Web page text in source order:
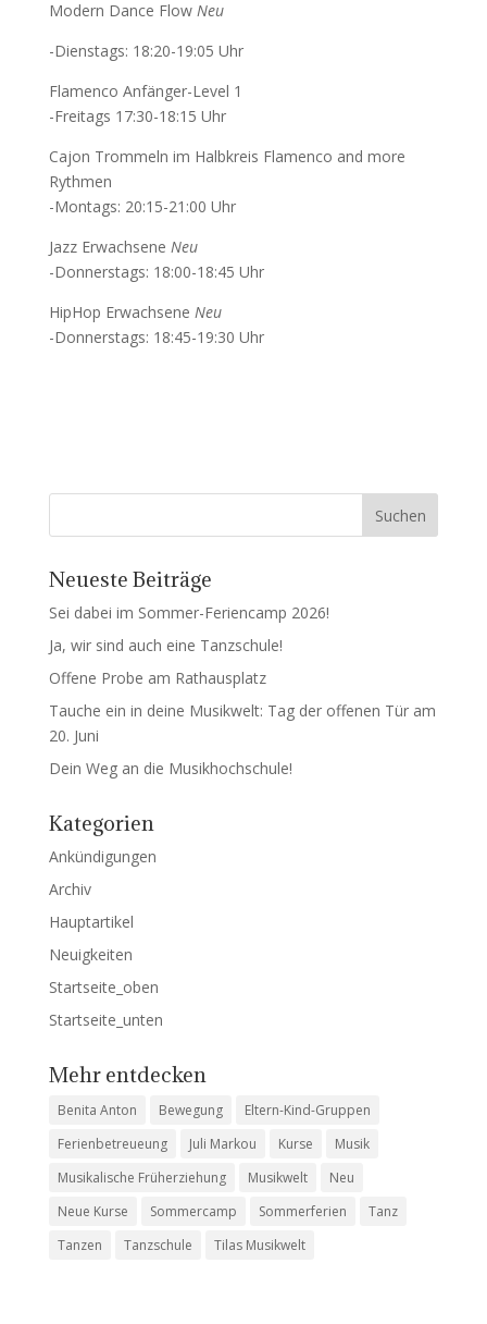
Modern Dance Flow Neu
-Dienstags: 18:20-19:05 Uhr
Flamenco Anfänger-Level 1
-Freitags 17:30-18:15 Uhr
Cajon Trommeln im Halbkreis Flamenco and more
Rythmen
-Montags: 20:15-21:00 Uhr
Jazz Erwachsene Neu
-Donnerstags: 18:00-18:45 Uhr
HipHop Erwachsene Neu
-Donnerstags: 18:45-19:30 Uhr
Neueste Beiträge
Sei dabei im Sommer-Feriencamp 2026!
Ja, wir sind auch eine Tanzschule!
Offene Probe am Rathausplatz
Tauche ein in deine Musikwelt: Tag der offenen Tür am
20. Juni
Dein Weg an die Musikhochschule!
Kategorien
Ankündigungen
Archiv
Hauptartikel
Neuigkeiten
Startseite_oben
Startseite_unten
Mehr entdecken
Benita Anton Bewegung
Eltern-Kind-Gruppen
Ferienbetreueung
Juli Markou Kurse
Musik
Musikalische Früherziehung
Musikwelt
Neu
Neue Kurse
Sommercamp Sommerferien
Tanz
Tanzen
Tanzschule Tilas Musikwelt